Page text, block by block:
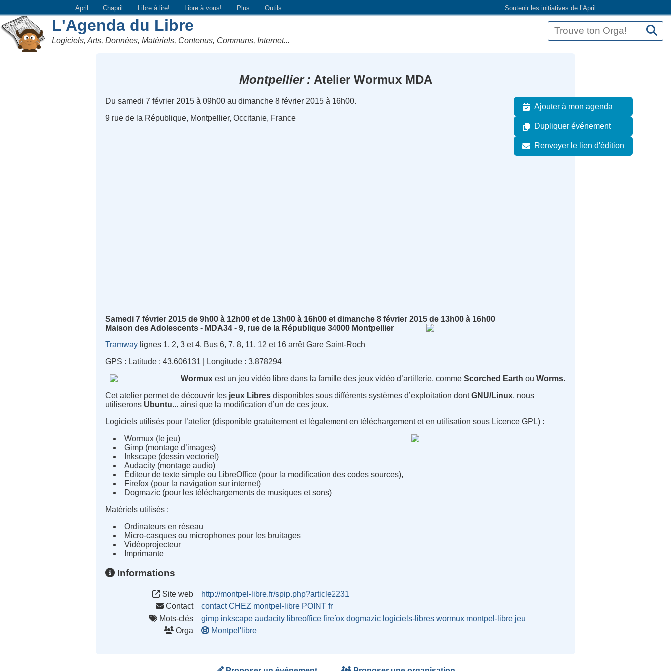
Soutenir les initiatives de l’April
April Chapril Libre à lire! Libre à vous! Plus Outils
L'Agenda du Libre
Logiciels, Arts, Données, Matériels, Contenus, Communs, Internet...
Montpellier Atelier Wormux MDA
Ajouter à mon agenda
Dupliquer événement
Renvoyer le lien d'édition
Du samedi 7 février 2015 à 09h00 au dimanche 8 février 2015 à 16h00.
9 rue de la République, Montpellier, Occitanie, France
Samedi 7 février 2015 de 9h00 à 12h00 et de 13h00 à 16h00 et dimanche 8 février 2015 de 13h00 à 16h00
Maison des Adolescents - MDA34 - 9, rue de la République 34000 Montpellier
Tramway lignes 1, 2, 3 et 4, Bus 6, 7, 8, 11, 12 et 16 arrêt Gare Saint-Roch
GPS : Latitude : 43.606131 | Longitude : 3.878294
Wormuxest un jeu vidéo libre dans la famille des jeux vidéo d’artillerie, comme Scorched Earth ou Worms.
Cet atelier permet de découvrir les jeux Libres disponibles sous différents systèmes d’exploitation dontGNU/Linux, nous
utiliserons Ubuntu... ainsi que la modification d’un de ces jeux.
Logiciels utilisés pour l’atelier (disponible gratuitement et légalement en téléchargement et en utilisation sous Licence GPL) :
Wormux (le jeu)
Gimp (montage d’images)
Inkscape (dessin vectoriel)
Audacity (montage audio)
Éditeur de texte simple ou LibreOffice (pour la modification des codes sources),
Firefox (pour la navigation sur internet)
Dogmazic (pour les téléchargements de musiques et sons)
Matériels utilisés :
Ordinateurs en réseau
Micro-casques ou microphones pour les bruitages
Vidéoprojecteur
Imprimante
Informations
Site web
http://montpel-libre.fr/spip.php?article2231
Contact
contact CHEZ montpel-libre POINT fr
Mots-clés
gimp inkscape audacity libreoffice firefox dogmazic logiciels-libres wormux montpel-libre jeu
Orga
Montpel'libre